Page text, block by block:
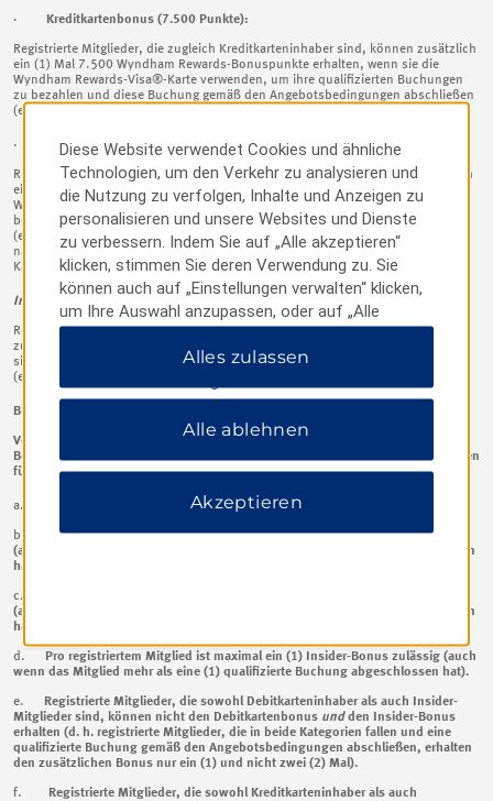
· Kreditkartenbonus (7.500 Punkte):
Registrierte Mitglieder, die zugleich Kreditkarteninhaber sind, können zusätzlich
ein (1) Mal 7.500 Wyndham Rewards-Bonuspunkte erhalten, wenn sie die
Wyndham Rewards-Visa®-Karte verwenden, um ihre qualifizierten Buchungen
zu bezahlen und diese Buchung gemäß den Angebotsbedingungen abschließen
(ein „
· Debitkartenbonus (7.500 Punkte):
Registrierte Mitglieder, die zugleich Debitkarteninhaber sind, können zusätzlich
ein (1) Mal 7.500 Wyndham Rewards-Bonuspunkte erhalten, wenn sie die
Wyndham Rewards-Debitkarte verwenden, um ihre qualifizierte Buchung zu
bezahlen und diese Buchung gemäß den Angebotsbedingungen abschließen
(ein „
Debitkartenbonus“; Debitkartenbonus und Kreditkartenbonus werden
nachfolgend gelegentlich zusammen als „Kartenboni“ sowie einzeln als „
Kartenbonus“ bezeichnet).
Insider-Bonus
Registrierte Mitglieder, die zugleich Insider-Mitglieder sind,[KB1] können
zusätzlich ein (1) Mal 7.500 Wyndham Rewards-Bonuspunkte erhalten, wenn
sie eine qualifizierte Buchung gemäß den Angebotsbedingungen abschließen
(ein „
BESCHRÄNKUNGEN DER BONI
Vorsorglich wird darauf hingewiesen, dass ungeachtet gegenteiliger
Bestimmungen in diesen Angebotsbedingungen die folgenden Beschränkungen
für Boni im Rahmen dieses Angebots gelten:
a. Der maximale Aktionsbonus beträgt 15.000 Punkte.
b.
Pro registriertem Mitglied ist maximal ein (1) Kreditkartenbonus zulässig
(auch wenn das Mitglied mehr als eine (1) qualifizierte Buchung abgeschlossen
hat).
c.
(auch wenn das Mitglied mehr als eine (1) qualifizierte Buchung abgeschlossen
hat).
d.
Pro registriertem Mitglied ist maximal ein (1) Insider-Bonus zulässig (auch
wenn das Mitglied mehr als eine (1) qualifizierte Buchung abgeschlossen hat).
e.
Registrierte Mitglieder, die sowohl Debitkarteninhaber als auch Insider-
Mitglieder sind, können nicht den Debitkartenbonus undden Insider-Bonus
erhalten (d. h. registrierte Mitglieder, die in beide Kategorien fallen und eine
qualifizierte Buchung gemäß den Angebotsbedingungen abschließen, erhalten
den zusätzlichen Bonus nur ein (1) und nicht zwei (2) Mal).
f.
Registrierte Mitglieder, die sowohl Kreditkarteninhaber als auch
Diese Website verwendet Cookies und ähnliche
Technologien, um den Verkehr zu analysieren und
die Nutzung zu verfolgen, Inhalte und Anzeigen zu
personalisieren und unsere Websites und Dienste
zu verbessern. Indem Sie auf „Alle akzeptieren“
klicken, stimmen Sie deren Verwendung zu. Sie
können auch auf „Einstellungen verwalten“ klicken,
um Ihre Auswahl anzupassen, oder auf „Alle
ablehnen“, um nur wichtige Cookies zuzulassen.
Weitere Informationen finden Sie in unserer
Alles zulassen
Alle ablehnen
Akzeptieren